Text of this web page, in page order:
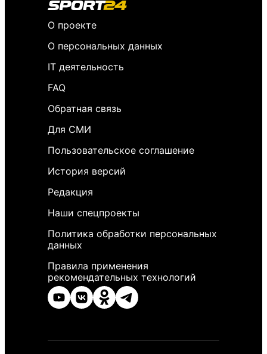
О проекте
О персональных данных
IT деятельность
FAQ
Обратная связь
Для СМИ
Пользовательское соглашение
История версий
Редакция
Наши спецпроекты
Политика обработки персональных
данных
Правила применения
рекомендательных технологий